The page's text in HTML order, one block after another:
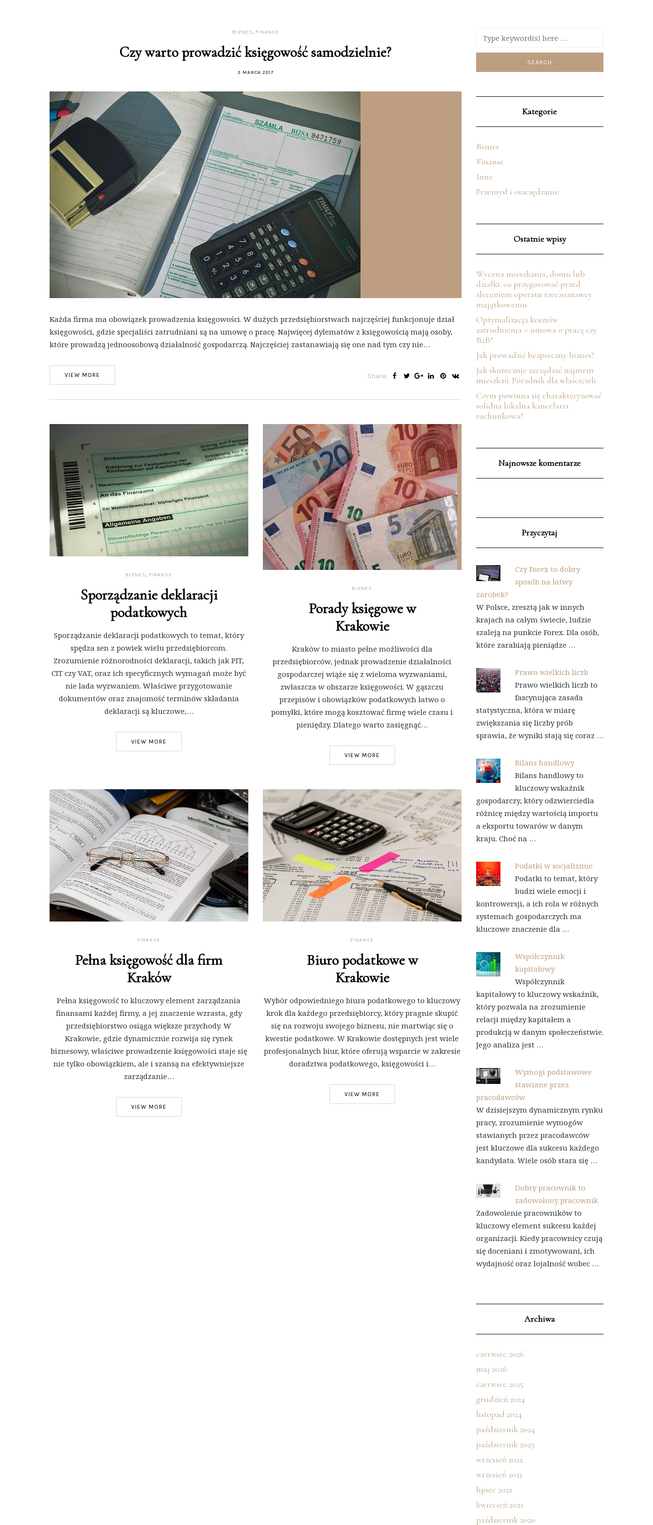
BIZNES, FINANSE
Czy warto prowadzić księgowość samodzielnie?
3 MARCA 2017
Każda firma ma obowiązek prowadzenia księgowości. W dużych przedsiębiorstwach najczęściej funkcjonuje dział
księgowości, gdzie specjaliści zatrudniani są na umowę o pracę. Najwięcej dylematów z księgowością mają osoby,
które prowadzą jednoosobową działalność gospodarczą. Najczęściej zastanawiają się one nad tym czy nie…
VIEW MORE Share:
BIZNES, FINANSE
Sporządzanie deklaracji
podatkowych
Sporządzanie deklaracji podatkowych to temat, który
spędza sen z powiek wielu przedsiębiorcom.
Zrozumienie różnorodności deklaracji, takich jak PIT,
CIT czy VAT, oraz ich specyficznych wymagań może być
nie lada wyzwaniem. Właściwe przygotowanie
dokumentów oraz znajomość terminów składania
deklaracji są kluczowe,…
VIEW MORE
BIZNES
Porady księgowe w
Krakowie
Kraków to miasto pełne możliwości dla
przedsiębiorców, jednak prowadzenie działalności
gospodarczej wiąże się z wieloma wyzwaniami,
zwłaszcza w obszarze księgowości. W gąszczu
przepisów i obowiązków podatkowych łatwo o
pomyłki, które mogą kosztować firmę wiele czasu i
pieniędzy. Dlatego warto zasięgnąć…
VIEW MORE
FINANSE
Pełna księgowość dla firm
Kraków
Pełna księgowość to kluczowy element zarządzania
finansami każdej firmy, a jej znaczenie wzrasta, gdy
przedsiębiorstwo osiąga większe przychody. W
Krakowie, gdzie dynamicznie rozwija się rynek
biznesowy, właściwe prowadzenie księgowości staje się
nie tylko obowiązkiem, ale i szansą na efektywniejsze
zarządzanie…
VIEW MORE
FINANSE
Biuro podatkowe w
Krakowie
Wybór odpowiedniego biura podatkowego to kluczowy
krok dla każdego przedsiębiorcy, który pragnie skupić
się na rozwoju swojego biznesu, nie martwiąc się o
kwestie podatkowe. W Krakowie dostępnych jest wiele
profesjonalnych biur, które oferują wsparcie w zakresie
doradztwa podatkowego, księgowości i…
VIEW MORE
Kategorie
Biznes
Finanse
Inne
Przemysł i oszczędzanie
Ostatnie wpisy
Wycena mieszkania, domu lub
działki: co przygotować przed
zleceniem operatu rzeczoznawcy
majątkowemu
Optymalizacja kosztów
zatrudnienia – umowa o pracę czy
B2B?
Jak prowadzić bezpieczny biznes?
Jak skutecznie zarządzać najmem
mieszkań: Poradnik dla właścicieli
Czym powinna się charakteryzować
solidna lokalna kancelaria
rachunkowa?
Najnowsze komentarze
Przyczytaj
Czy Forex to dobry
sposób na łatwy
zarobek?
W Polsce, zresztą jak w innych
krajach na całym świecie, ludzie
szaleją na punkcie Forex. Dla osób,
które zarabiają pieniądze …
Prawo wielkich liczb
Prawo wielkich liczb to
fascynująca zasada
statystyczna, która w miarę
zwiększania się liczby prób
sprawia, że wyniki stają się coraz …
Bilans handlowy
Bilans handlowy to
kluczowy wskaźnik
gospodarczy, który odzwierciedla
różnicę między wartością importu
a eksportu towarów w danym
kraju. Choć na …
Podatki w socjalizmie
Podatki to temat, który
budzi wiele emocji i
kontrowersji, a ich rola w różnych
systemach gospodarczych ma
kluczowe znaczenie dla …
Współczynnik
kapitałowy
Współczynnik
kapitałowy to kluczowy wskaźnik,
który pozwala na zrozumienie
relacji między kapitałem a
produkcją w danym społeczeństwie.
Jego analiza jest …
Wymogi podstawowe
stawiane przez
pracodawców
W dzisiejszym dynamicznym rynku
pracy, zrozumienie wymogów
stawianych przez pracodawców
jest kluczowe dla sukcesu każdego
kandydata. Wiele osób stara się …
Dobry pracownik to
zadowolony pracownik
Zadowolenie pracowników to
kluczowy element sukcesu każdej
organizacji. Kiedy pracownicy czują
się doceniani i zmotywowani, ich
wydajność oraz lojalność wobec …
Archiwa
czerwiec 2026
maj 2026
czerwiec 2025
grudzień 2024
listopad 2024
październik 2024
październik 2023
wrzesień 2022
wrzesień 2021
lipiec 2021
kwiecień 2021
październik 2020